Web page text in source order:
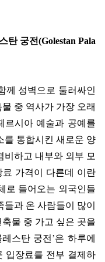
탄 궁전(Golestan Pala
께 성벽으로 둘러싸인
중 역사가 가장 오래
르시아 예술과 공예를
를 통합시킨 새로운 양
비하고 내부와 외부 모
료 가격이 다른데 이란
로 들어오는 외국인들
과 온 사람들이 많이
축물 중 가고 싶은 곳을
레스탄 궁전 ’은 하루에
입장료를 전부 결제하